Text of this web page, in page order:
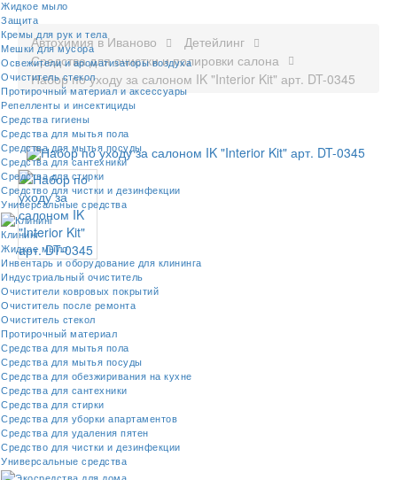
Жидкое мыло
Защита
Кремы для рук и тела
Мешки для мусора
Освежители и ароматизаторы воздуха
Очиститель стекол
Протирочный материал и аксессуары
Репелленты и инсектициды
Средства гигиены
Средства для мытья пола
Средства для мытья посуды
Средства для сантехники
Средства для стирки
Средство для чистки и дезинфекции
Универсальные средства
Клининг
Жидкое мыло
Инвентарь и оборудование для клининга
Индустриальный очиститель
Очистители ковровых покрытий
Очиститель после ремонта
Очиститель стекол
Протирочный материал
Средства для мытья пола
Средства для мытья посуды
Средства для обезжиривания на кухне
Средства для сантехники
Средства для стирки
Средства для уборки апартаментов
Средства для удаления пятен
Средство для чистки и дезинфекции
Универсальные средства
Автохимия в Иваново
Детейлинг
Средства для очистки и полировки салона
Набор по уходу за салоном IK "Interior Kit" арт. DT-0345